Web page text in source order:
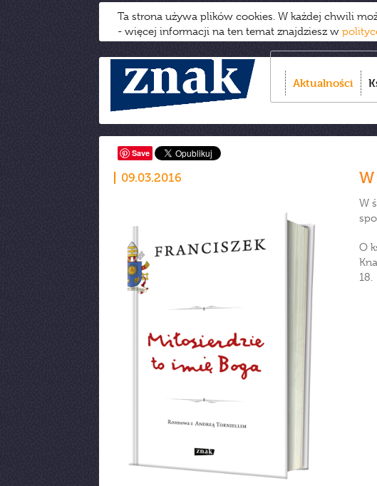
Ta strona używa plików cookies. W każdej chwili
- więcej informacji na ten temat znajdziesz w
Aktualności
Save
09.03.2016
W
O
18.